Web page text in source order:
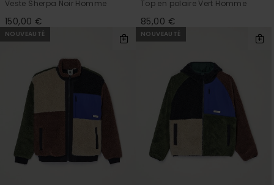
Veste Sherpa Noir Homme
150,00 €
Top en polaire Vert Homme
85,00 €
NOUVEAUTÉ NOUVEAUTÉ